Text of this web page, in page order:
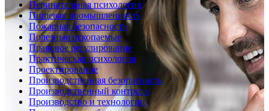
Перинатальная психология
Пищевая промышленность
Пожарная безопасность
Полезные ископаемые
Правовое регулирование
Практическая психология
Проектирование
Производственная безопасность
Производственный контроль
Производство и технологии